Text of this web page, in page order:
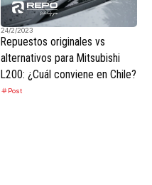
24/2/2023
Repuestos originales vs
alternativos para Mitsubishi
L200: ¿Cuál conviene en Chile?
Post